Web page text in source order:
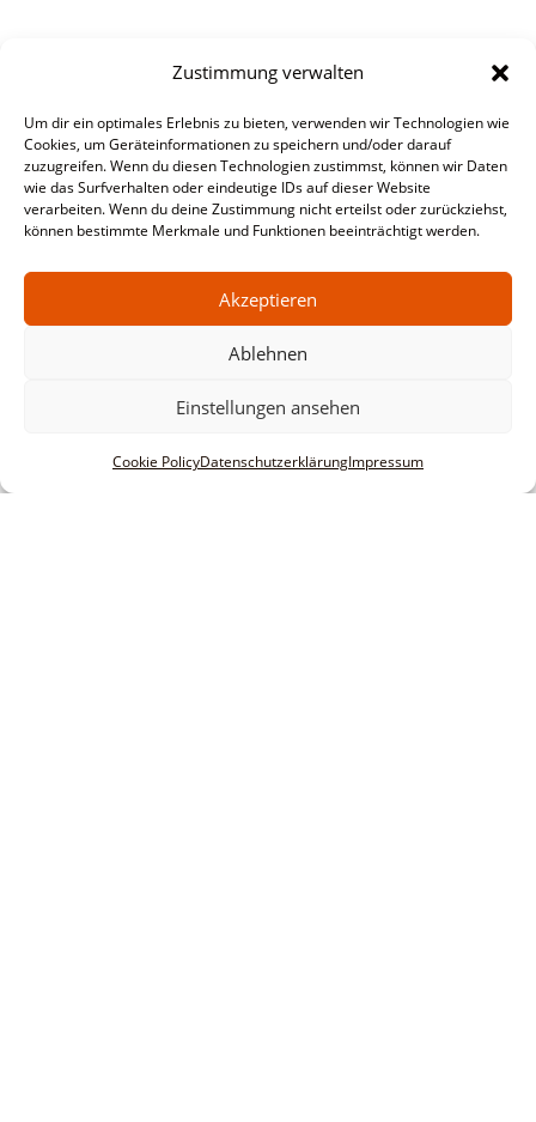
Zustimmung verwalten
Um dir ein optimales Erlebnis zu bieten, verwenden wir Technologien wie
Cookies, um Geräteinformationen zu speichern und/oder darauf
zuzugreifen. Wenn du diesen Technologien zustimmst, können wir Daten
wie das Surfverhalten oder eindeutige IDs auf dieser Website
verarbeiten. Wenn du deine Zustimmung nicht erteilst oder zurückziehst,
können bestimmte Merkmale und Funktionen beeinträchtigt werden.
Akzeptieren
Ablehnen
Einstellungen ansehen
Cookie PolicyDatenschutzerklärungImpressum